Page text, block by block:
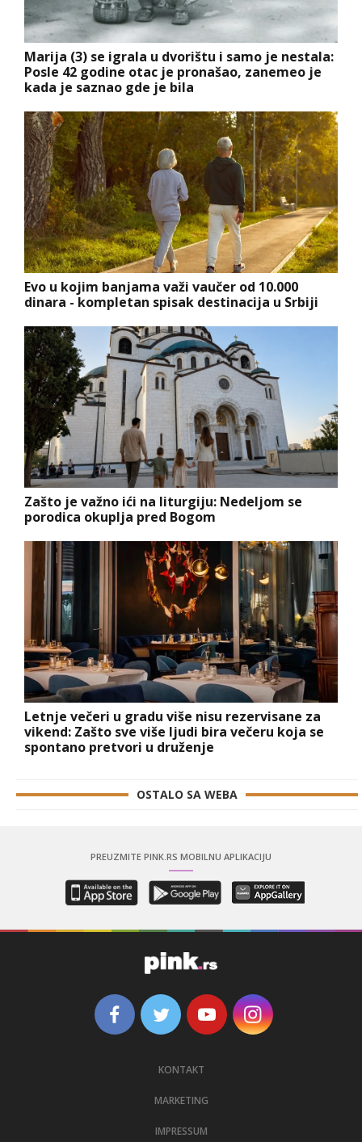
Marija (3) se igrala u dvorištu i samo je nestala:
Posle 42 godine otac je pronašao, zanemeo je
kada je saznao gde je bila
Evo u kojim banjama važi vaučer od 10.000
dinara - kompletan spisak destinacija u Srbiji
Zašto je važno ići na liturgiju: Nedeljom se
porodica okuplja pred Bogom
Letnje večeri u gradu više nisu rezervisane za
vikend: Zašto sve više ljudi bira večeru koja se
spontano pretvori u druženje
OSTALO SA WEBA
PREUZMITE PINK.RS MOBILNU APLIKACIJU
KONTAKT
MARKETING
IMPRESSUM